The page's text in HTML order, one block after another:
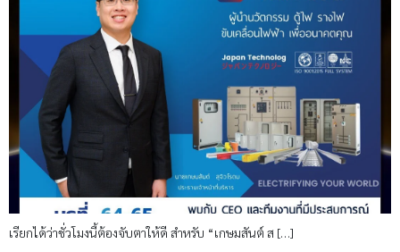
เรียกได้ว่าชั่วโมงนี้ต้องจับตาให้ดี สำหรับ “เกษมสันต์ ส […]